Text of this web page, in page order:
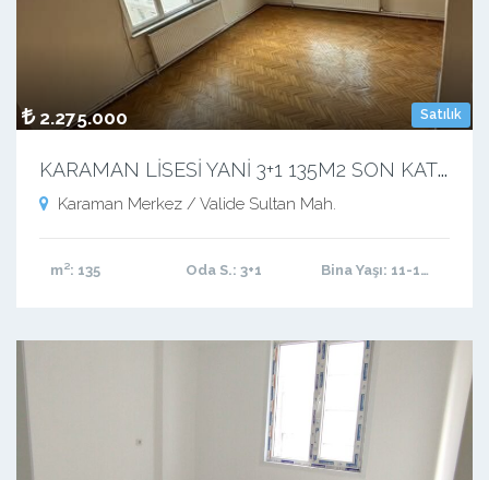
Satılık
2.275.000
K
ARAMAN LİSESİ YANİ 3+1 135M2 SON KAT 4.KAT
Karaman Merkez / Valide Sultan Mah.
m²: 135 Oda S.: 3+1 Bina Yaşı: 11-15 arası